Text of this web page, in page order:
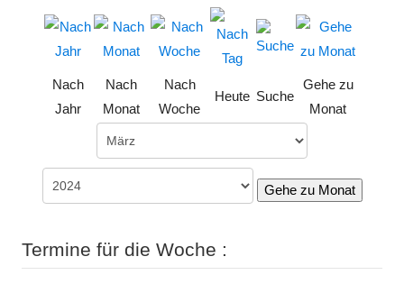
Nach
Jahr
Nach
Monat
Nach
Woche
Heute Suche
Gehe zu
Monat
Gehe zu Monat
Termine für die Woche :